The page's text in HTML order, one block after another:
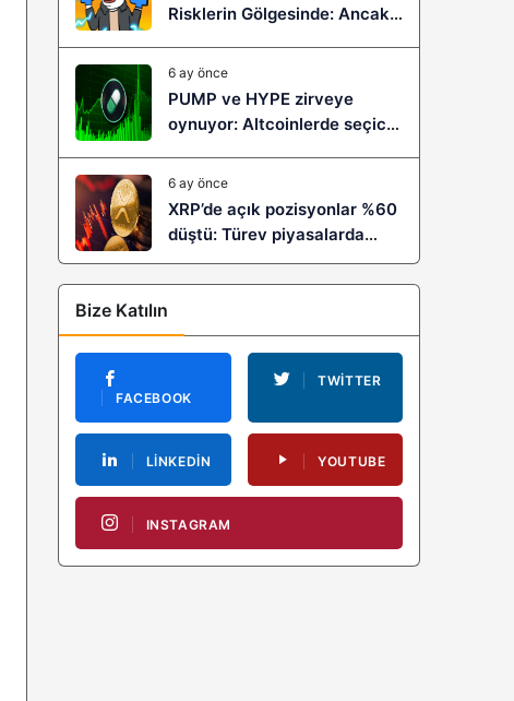
Risklerin Gölgesinde: Ancak
Sıçramaya Yaşayabilir!
6 ay önce
PUMP ve HYPE zirveye
oynuyor: Altcoinlerde seçici
6 ay önce
XRP’de açık pozisyonlar %60
düştü: Türev piyasalarda
kaldıraç temizliği yeni bir
trendin habercisi mi?
Bize Katılın
FACEBOOK
TWITTER
LINKEDIN YOUTUBE
INSTAGRAM